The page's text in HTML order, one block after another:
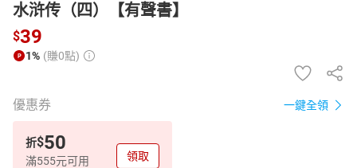
水浒传（四）【有聲書】
$39
1% (賺0點)
優惠券 一鍵全領
折$50
滿555元可用 領取